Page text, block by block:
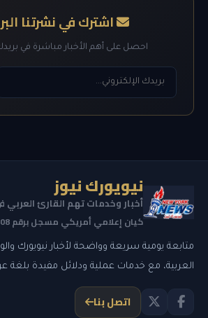
اشترك في نشرتنا
احصل على أهم الأخبار مباشرة في
نيويورك نيوز
أخبار وخدمات تهم القارئ العربي
كيان إعلامي أمريكي مسجل برقم 0451351808
متابعة يومية سريعة وواضحة لأخبار نيويورك
العربية، مع خدمات عملية ودلائل مفيدة بلغة
اتصل بنا